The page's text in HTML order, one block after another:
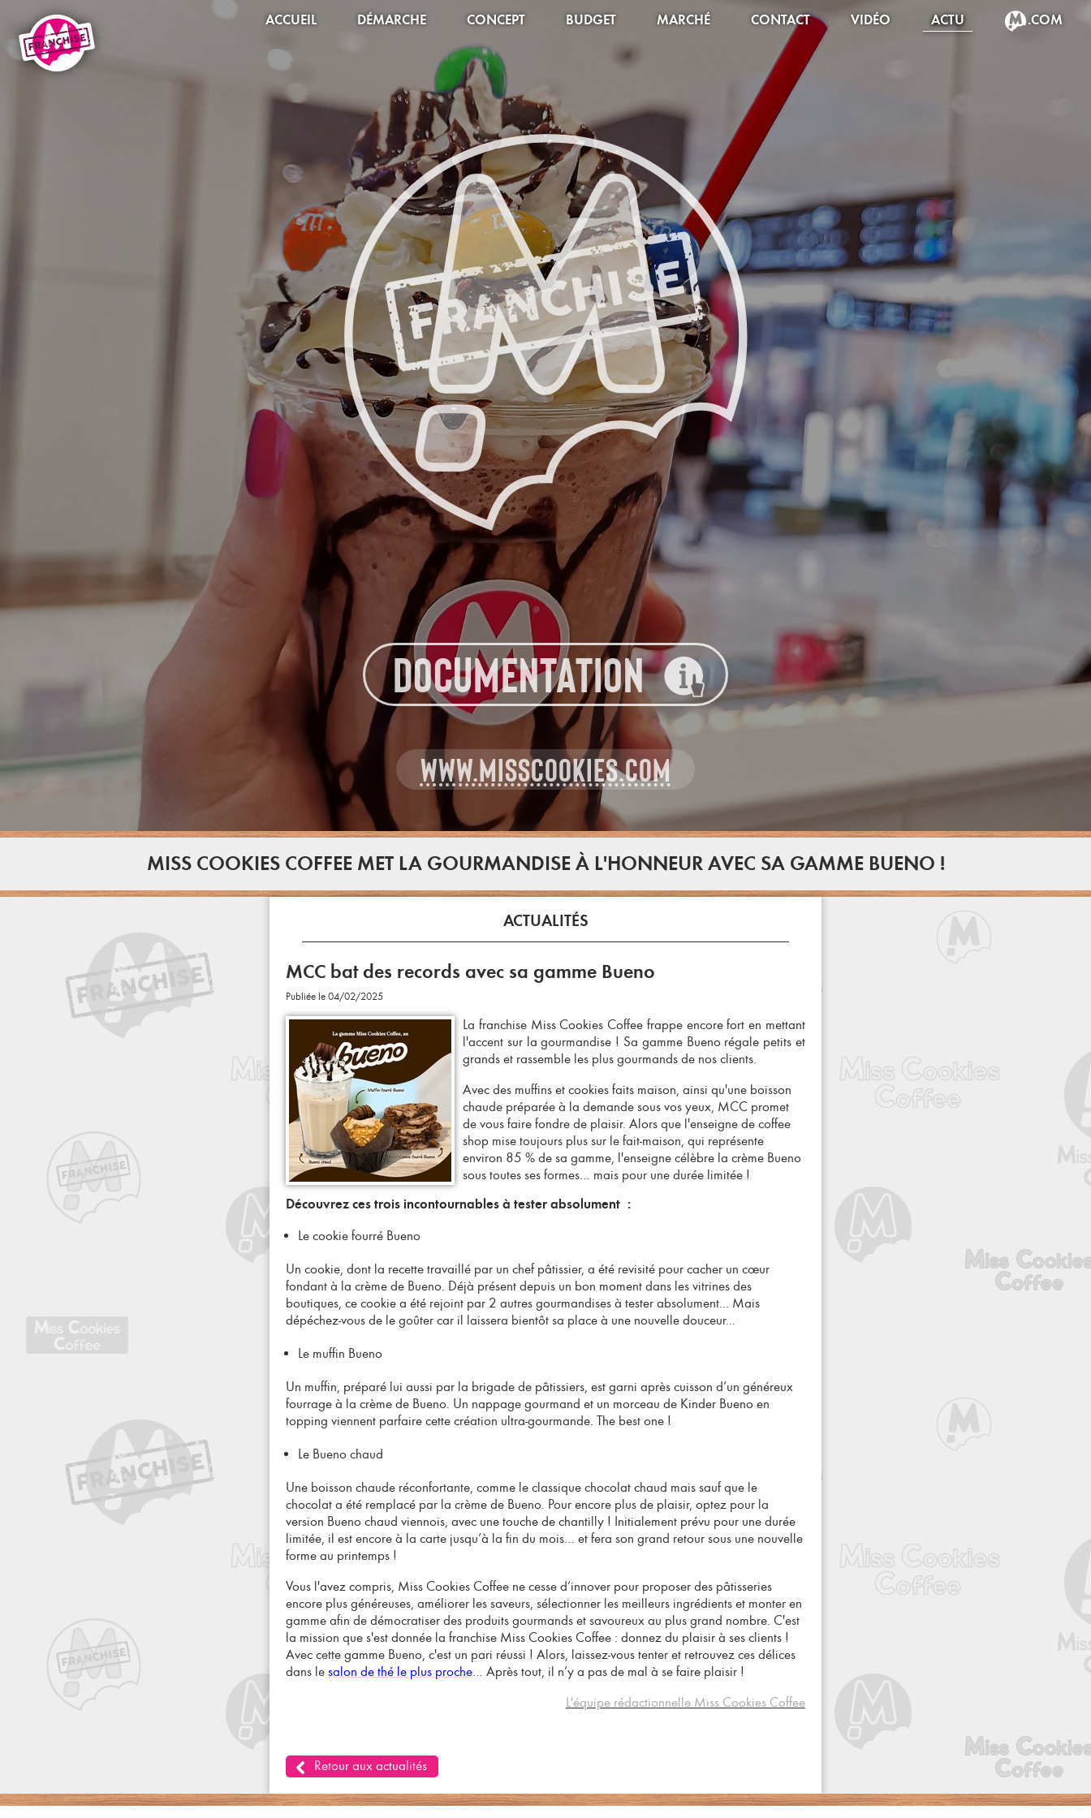
ACCUEIL DÉMARCHE CONCEPT BUDGET MARCHÉ CONTACT VIDÉO ACTU .COM
DOCUMENTATION
WWW.MISSCOOKIES.COM
MISS COOKIES COFFEE MET LA GOURMANDISE À L'HONNEUR AVEC SA GAMME BUENO !
ACTUALITÉS
MCC bat des records avec sa gamme Bueno
Publiée le 04/02/2025
La franchise Miss Cookies Coffee frappe encore fort en mettant
l'accent sur la gourmandise ! Sa gamme Bueno régale petits et
grands et rassemble les plus gourmands de nos clients.
Avec des muffins et cookies faits maison, ainsi qu'une boisson
chaude préparée à la demande sous vos yeux, MCC promet
de vous faire fondre de plaisir. Alors que l'enseigne de coffee
shop mise toujours plus sur le fait-maison, qui représente
environ 85 % de sa gamme, l'enseigne célèbre la crème Bueno
sous toutes ses formes… mais pour une durée limitée !
Découvrez ces trois incontournables à tester absolument :
Le cookie fourré Bueno
Un cookie, dont la recette travaillé par un chef pâtissier, a été revisité pour cacher un cœur
fondant à la crème de Bueno. Déjà présent depuis un bon moment dans les vitrines des
boutiques, ce cookie a été rejoint par 2 autres gourmandises à tester absolument... Mais
dépéchez-vous de le goûter car il laissera bientôt sa place à une nouvelle douceur...
Le muffin Bueno
Un muffin, préparé lui aussi par la brigade de pâtissiers, est garni après cuisson d’un généreux
fourrage à la crème de Bueno. Un nappage gourmand et un morceau de Kinder Bueno en
topping viennent parfaire cette création ultra-gourmande. The best one !
Le Bueno chaud
Une boisson chaude réconfortante, comme le classique chocolat chaud mais sauf que le
chocolat a été remplacé par la crème de Bueno. Pour encore plus de plaisir, optez pour la
version Bueno chaud viennois, avec une touche de chantilly ! Initialement prévu pour une durée
limitée, il est encore à la carte jusqu’à la fin du mois… et fera son grand retour sous une nouvelle
forme au printemps !
Vous l'avez compris, Miss Cookies Coffee ne cesse d’innover pour proposer des pâtisseries
encore plus généreuses, améliorer les saveurs, sélectionner les meilleurs ingrédients et monter en
gamme afin de démocratiser des produits gourmands et savoureux au plus grand nombre. C'est
la mission que s'est donnée la franchise Miss Cookies Coffee : donnez du plaisir à ses clients !
Avec cette gamme Bueno, c'est un pari réussi ! Alors, laissez-vous tenter et retrouvez ces délices
dans le salon de thé le plus proche… Après tout, il n’y a pas de mal à se faire plaisir !
L'équipe rédactionnelle Miss Cookies Coffee
Retour aux actualités